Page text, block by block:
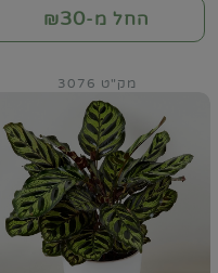
החל מ-₪30
מק"ט 3076